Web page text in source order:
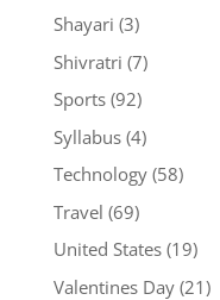
Shayari (3)
Shivratri (7)
Sports(92)
Syllabus(4)
Technology(58)
Travel (69)
United States(19)
Valentines Day(21)